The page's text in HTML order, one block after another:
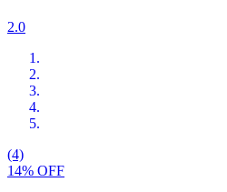
2.0
(4)
14% OFF